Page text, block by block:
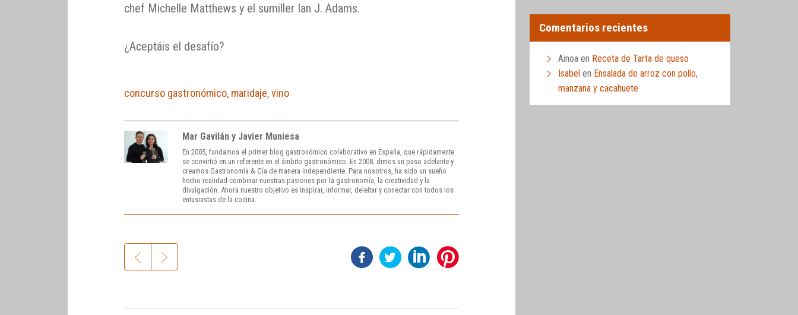
chef Michelle Matthews y el sumiller Ian J. Adams.
¿Aceptáis el desafío?
concurso gastronómico, maridaje,vino
Mar Gavilán y Javier Muniesa
En 2005, fundamos el primer blog gastronómico colaborativo en España, que rápidamente
se convirtió en un referente en el ámbito gastronómico. En 2008, dimos un paso adelante y
creamos Gastronomía & Cía de manera independiente. Para nosotros, ha sido un sueño
hecho realidad combinar nuestras pasiones por la gastronomía, la creatividad y la
divulgación. Ahora nuestro objetivo es inspirar, informar, deleitar y conectar con todos los
entusiastas de la cocina.
Comentarios recientes
Ainoa en Receta de Tarta de queso
Isabel en Ensalada de arroz con pollo,
manzana y cacahuete